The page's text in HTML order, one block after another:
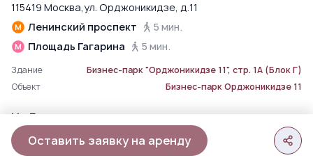
115419 Москва,ул. Орджоникидзе, д.11
Ленинский проспект
5 мин.
Площадь Гагарина
5 мин.
Здание
Бизнес-парк "Орджоникидзе 11", стр. 1А (Блок Г)
Объект
Бизнес-парк Орджоникидзе 11
На Генплане
Оставить заявку на аренду